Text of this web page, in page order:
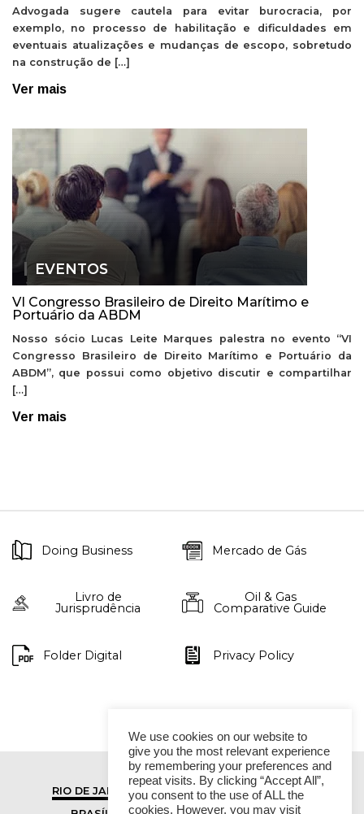
Advogada sugere cautela para evitar burocracia, por
exemplo, no processo de habilitação e dificuldades em
eventuais atualizações e mudanças de escopo, sobretudo
na construção de […]
Ver mais
EVENTOS
VI Congresso Brasileiro de Direito Marítimo e
Portuário da ABDM
Nosso sócio Lucas Leite Marques palestra no evento “VI
Congresso Brasileiro de Direito Marítimo e Portuário da
ABDM”, que possui como objetivo discutir e compartilhar
[…]
Ver mais
Doing Business Mercado de Gás
Livro de
Jurisprudência
Oil & Gas
Comparative Guide
Folder Digital Privacy Policy
RIO DE JANEIRO
SÃO PAULO
We use cookies on our website to
give you the most relevant experience
by remembering your preferences and
repeat visits. By clicking “Accept All”,
you consent to the use of ALL the
cookies. However, you may visit